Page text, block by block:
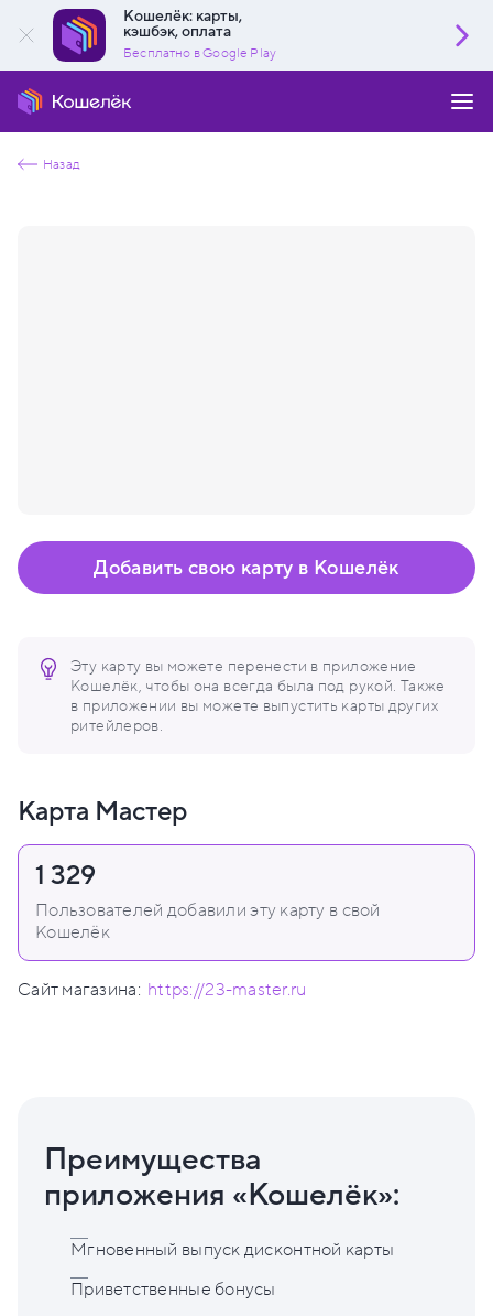
Кошелёк: карты,
кэшбэк, оплата
Бесплатно в Google Play
Назад
Эту карту вы можете перенести в приложение
Кошелёк, чтобы она всегда была под рукой. Также
в приложении вы можете выпустить карты других
ритейлеров.
Добавить свою карту в Кошелёк
Карта Мастер
1 329
Пользователей добавили эту карту в свой
Кошелёк
Сайт магазина: https://23-master.ru
Преимущества
приложения «Кошелёк»:
Мгновенный выпуск дисконтной карты
Приветственные бонусы